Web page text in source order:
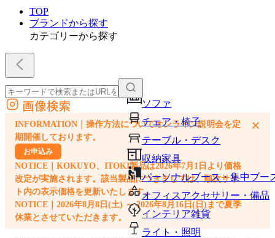
TOP
ブランドから探す
カテゴリーから探す
ソファ
チェア・椅子
テーブル・デスク
収納家具
パーソナルブース・集中ブー
オフィスアクセサリー・備品
インテリア雑貨
ライト・照明
外部サイトの商品をカートに追加
他のサイトで見つけた商品ページのURLを貼り付けて、カートに追加できます
画像検索
INFORMATION｜操作方法についてオンライン説明会を定
期開催しております。
お申込み
NOTICE｜KOKUYO、ITOKI製品は2026年7月1日より価格
改定が実施されます。該当製品につきましては、順次サイ
ト内の表示価格を更新いたします。
NOTICE｜2026年8月8日(土) ～ 2026年8月16日(日)まで夏季
休業とさせていただきます。
×